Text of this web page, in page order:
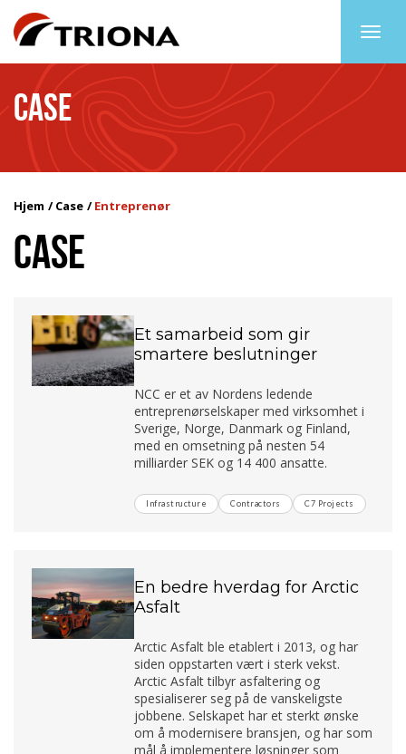
CASE
Hjem Case Entreprenør
CASE
Et samarbeid som gir
smartere beslutninger
NCC er et av Nordens ledende
entreprenørselskaper med virksomhet i
Sverige, Norge, Danmark og Finland,
med en omsetning på nesten 54
milliarder SEK og 14 400 ansatte.
Infrastructure Contractors C7 Projects
En bedre hverdag for Arctic
Asfalt
Arctic Asfalt ble etablert i 2013, og har
siden oppstarten vært i sterk vekst.
Arctic Asfalt tilbyr asfaltering og
spesialiserer seg på de vanskeligste
jobbene. Selskapet har et sterkt ønske
om å modernisere bransjen, og har som
mål å implementere løsninger som